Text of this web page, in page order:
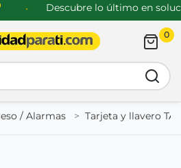
Descubre lo último en
0
/ Alarmas Tarjeta y llavero